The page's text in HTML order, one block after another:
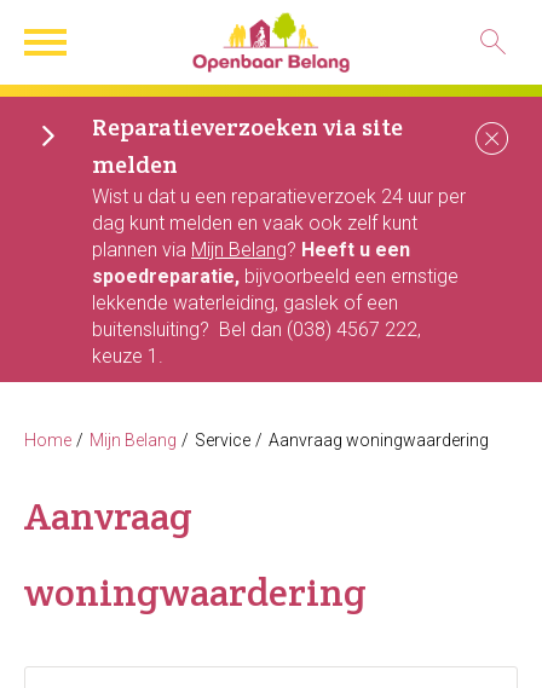
Naar hoofdinhoud
Naar hoofdnavigatiemenu
Naar zoeken
Naar de homepage
Ga naar Hoofd
Reparatieverzoeken via site
melden
Wist u dat u een reparatieverzoek 24 uur per
dag kunt melden en vaak ook zelf kunt
plannen via Mijn Belang? Heeft u een
spoedreparatie, bijvoorbeeld een ernstige
lekkende waterleiding, gaslek of een
buitensluiting? Bel dan (038) 4567 222,
keuze 1.
Home Mijn Belang Service Aanvraag woningwaardering
Aanvraag
woningwaardering